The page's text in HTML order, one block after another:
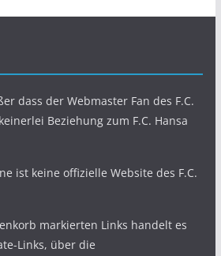
dass der Webmaster Fan des F.C.
Beziehung zum F.C. Hansa
ist keine offizielle Website des F.C.
markierten Links handelt es
Links, über die